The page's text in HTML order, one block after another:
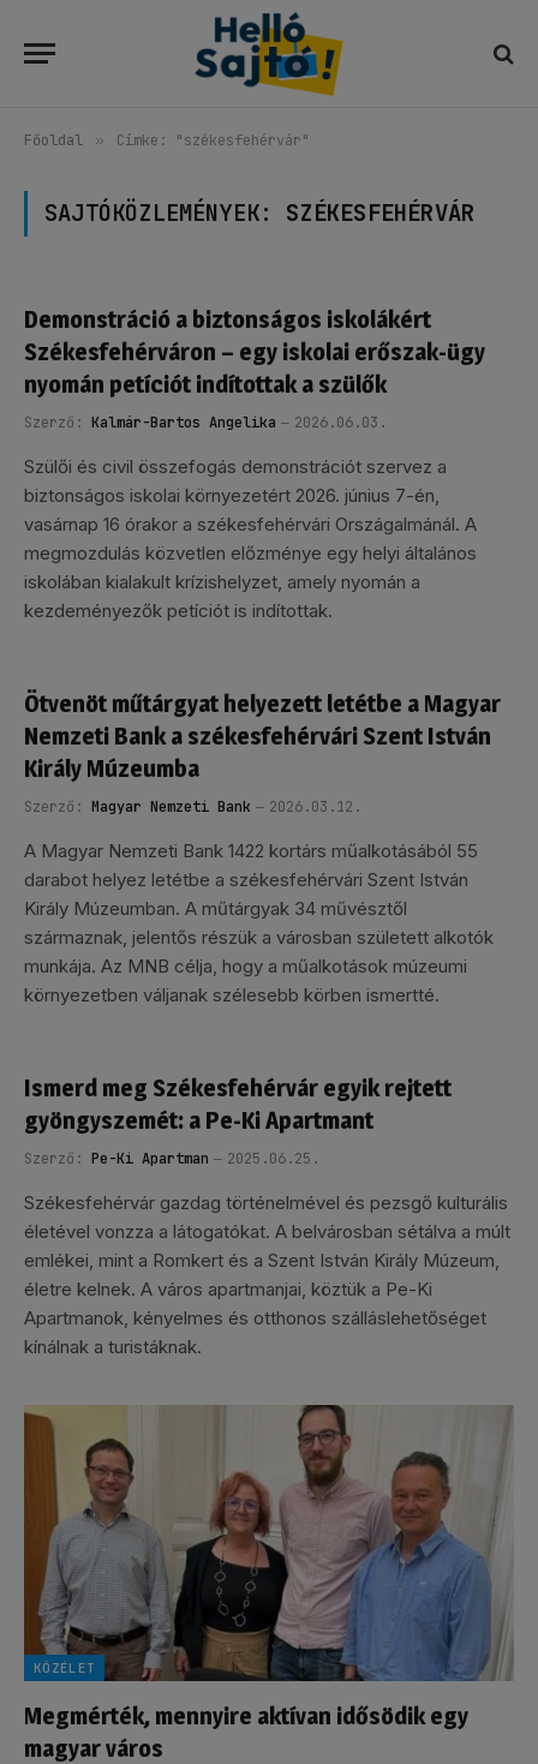
Főoldal » Címke: "székesfehérvár"
SAJTÓKÖZLEMÉNYEK: SZÉKESFEHÉRVÁR
Demonstráció a biztonságos iskolákért
Székesfehérváron – egy iskolai erőszak-ügy
nyomán petíciót indítottak a szülők
Szerző: Kalmár-Bartos Angelika 2026.06.03.
Szülői és civil összefogás demonstrációt szervez a
biztonságos iskolai környezetért 2026. június 7-én,
vasárnap 16 órakor a székesfehérvári Országalmánál. A
megmozdulás közvetlen előzménye egy helyi általános
iskolában kialakult krízishelyzet, amely nyomán a
kezdeményezők petíciót is indítottak.
Ötvenöt műtárgyat helyezett letétbe a Magyar
Nemzeti Bank a székesfehérvári Szent István
Király Múzeumba
Szerző: Magyar Nemzeti Bank 2026.03.12.
A Magyar Nemzeti Bank 1422 kortárs műalkotásából 55
darabot helyez letétbe a székesfehérvári Szent István
Király Múzeumban. A műtárgyak 34 művésztől
származnak, jelentős részük a városban született alkotók
munkája. Az MNB célja, hogy a műalkotások múzeumi
környezetben váljanak szélesebb körben ismertté.
Ismerd meg Székesfehérvár egyik rejtett
gyöngyszemét: a Pe-Ki Apartmant
Szerző: Pe-Ki Apartman 2025.06.25.
Székesfehérvár gazdag történelmével és pezsgő kulturális
életével vonzza a látogatókat. A belvárosban sétálva a múlt
emlékei, mint a Romkert és a Szent István Király Múzeum,
életre kelnek. A város apartmanjai, köztük a Pe-Ki
Apartmanok, kényelmes és otthonos szálláslehetőséget
kínálnak a turistáknak.
KÖZÉLET
Megmérték, mennyire aktívan idősödik egy
magyar város